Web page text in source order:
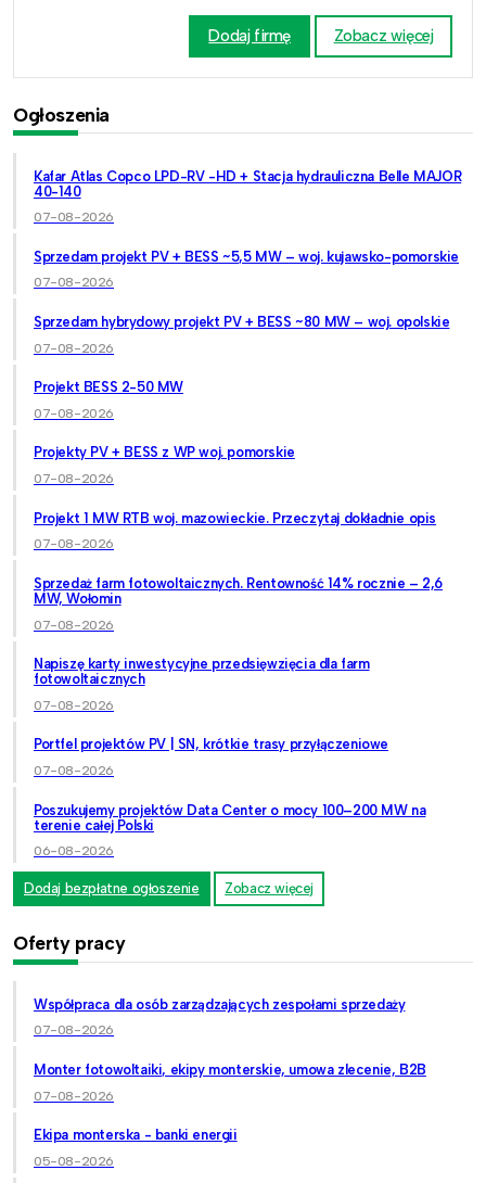
Dodaj firmę Zobacz więcej
Ogłoszenia
Kafar Atlas Copco LPD-RV -HD + Stacja hydrauliczna Belle MAJOR
40-140
07-08-2026
Sprzedam projekt PV + BESS ~5,5 MW – woj. kujawsko-pomorskie
07-08-2026
Sprzedam hybrydowy projekt PV + BESS ~80 MW – woj. opolskie
07-08-2026
Projekt BESS 2-50 MW
07-08-2026
Projekty PV + BESS z WP woj. pomorskie
07-08-2026
Projekt 1 MW RTB woj. mazowieckie. Przeczytaj dokładnie opis
07-08-2026
Sprzedaż farm fotowoltaicznych. Rentowność 14% rocznie – 2,6
MW, Wołomin
07-08-2026
Napiszę karty inwestycyjne przedsięwzięcia dla farm
fotowoltaicznych
07-08-2026
Portfel projektów PV | SN, krótkie trasy przyłączeniowe
07-08-2026
Poszukujemy projektów Data Center o mocy 100–200 MW na
terenie całej Polski
06-08-2026
Dodaj bezpłatne ogłoszenie Zobacz więcej
Oferty pracy
Współpraca dla osób zarządzających zespołami sprzedaży
07-08-2026
Monter fotowoltaiki, ekipy monterskie, umowa zlecenie, B2B
07-08-2026
Ekipa monterska - banki energii
05-08-2026